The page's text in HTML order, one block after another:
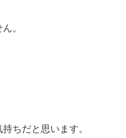
。
ちだと思います。